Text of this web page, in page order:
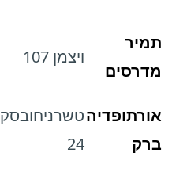
תמיר
מדרסים
ויצמן 107
אורתופדיה
ברק
24